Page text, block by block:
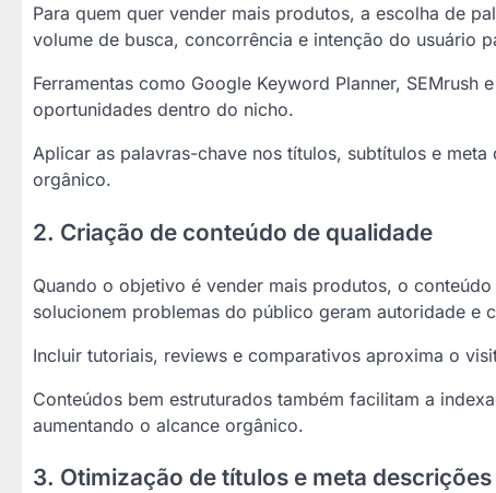
Para quem quer vender mais produtos, a escolha de
volume de busca, concorrência e intenção do usuário
Ferramentas como Google Keyword Planner,
oportunidades dentro do nicho.
Aplicar as palavras-chave nos títulos, subtítulos e
orgânico.
2. Criação de conteúdo de qualidade
Quando o objetivo é vender mais produtos, o
solucionem problemas do público geram autoridade e
Incluir tutoriais, reviews e comparativos aproxima o
Conteúdos bem estruturados também facilitam a
aumentando o alcance orgânico.
3. Otimização de títulos e meta descrições